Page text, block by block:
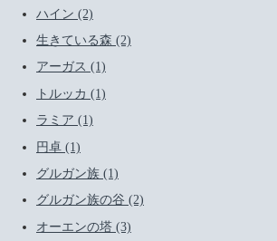
ハイン (2)
生きている森 (2)
アーガス (1)
トルッカ (1)
ラミア (1)
円卓 (1)
グルガン族 (1)
グルガン族の谷 (2)
オーエンの塔 (3)